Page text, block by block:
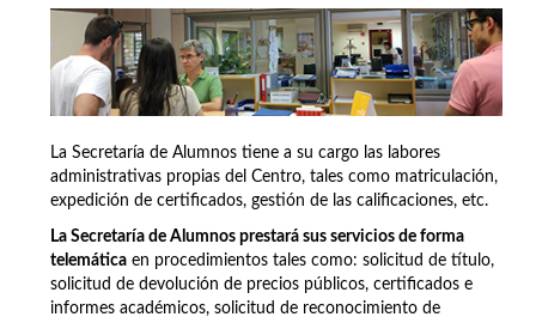
La Secretaría de Alumnos tiene a su cargo las labores
administrativas propias del Centro, tales como matriculación,
expedición de certificados, gestión de las calificaciones, etc.
La Secretaría de Alumnos prestará sus servicios de forma
telemática en procedimientos tales como: solicitud de título,
solicitud de devolución de precios públicos, certificados e
informes académicos, solicitud de reconocimiento de